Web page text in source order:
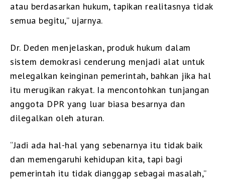
atau berdasarkan hukum, tapikan realitasnya tidak
semua begitu,” ujarnya.
Dr. Deden menjelaskan, produk hukum dalam
sistem demokrasi cenderung menjadi alat untuk
melegalkan keinginan pemerintah, bahkan jika hal
itu merugikan rakyat. Ia mencontohkan tunjangan
anggota DPR yang luar biasa besarnya dan
dilegalkan oleh aturan.
“Jadi ada hal-hal yang sebenarnya itu tidak baik
dan memengaruhi kehidupan kita, tapi bagi
pemerintah itu tidak dianggap sebagai masalah,”